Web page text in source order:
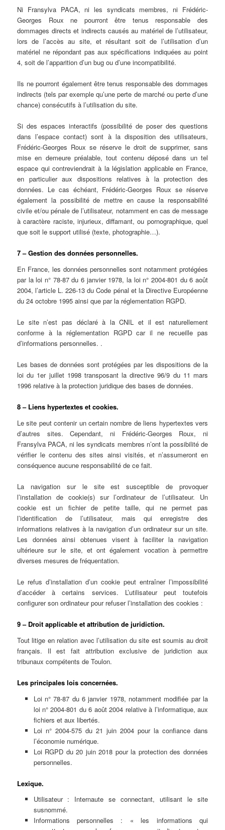
Ni Fransylva PACA, ni les syndicats membres, ni Frédéric-
Georges Roux ne pourront être tenus responsable des
dommages directs et indirects causés au matériel de l’utilisateur,
lors de l’accès au site, et résultant soit de l’utilisation d’un
matériel ne répondant pas aux spécifications indiquées au point
4, soit de l’apparition d’un bug ou d’une incompatibilité.
Ils ne pourront également être tenus responsable des dommages
indirects (tels par exemple qu’une perte de marché ou perte d’une
chance) consécutifs à l’utilisation du site.
Si des espaces interactifs (possibilité de poser des questions
dans l’espace contact) sont à la disposition des utilisateurs,
Frédéric-Georges Roux se réserve le droit de supprimer, sans
mise en demeure préalable, tout contenu déposé dans un tel
espace qui contreviendrait à la législation applicable en France,
en particulier aux dispositions relatives à la protection des
données. Le cas échéant, Frédéric-Georges Roux se réserve
également la possibilité de mettre en cause la responsabilité
civile et/ou pénale de l’utilisateur, notamment en cas de message
à caractère raciste, injurieux, diffamant, ou pornographique, quel
que soit le support utilisé (texte, photographie…).
7 – Gestion des données personnelles.
En France, les données personnelles sont notamment protégées
par la loi n° 78-87 du 6 janvier 1978, la loi n° 2004-801 du 6 août
2004, l’article L. 226-13 du Code pénal et la Directive Européenne
du 24 octobre 1995 ainsi que par la réglementation RGPD.
Le site n’est pas déclaré à la CNIL et il est naturellement
conforme à la réglementation RGPD car il ne recueille pas
d’informations personnelles. .
Les bases de données sont protégées par les dispositions de la
loi du 1er juillet 1998 transposant la directive 96/9 du 11 mars
1996 relative à la protection juridique des bases de données.
8 – Liens hypertextes et cookies.
Le site peut contenir un certain nombre de liens hypertextes vers
d’autres sites. Cependant, ni Frédéric-Georges Roux, ni
Fransylva PACA, ni les syndicats membres n’ont la possibilité de
vérifier le contenu des sites ainsi visités, et n’assumeront en
conséquence aucune responsabilité de ce fait.
La navigation sur le site est susceptible de provoquer
l’installation de cookie(s) sur l’ordinateur de l’utilisateur. Un
cookie est un fichier de petite taille, qui ne permet pas
l’identification de l’utilisateur, mais qui enregistre des
informations relatives à la navigation d’un ordinateur sur un site.
Les données ainsi obtenues visent à faciliter la navigation
ultérieure sur le site, et ont également vocation à permettre
diverses mesures de fréquentation.
Le refus d’installation d’un cookie peut entraîner l’impossibilité
d’accéder à certains services. L’utilisateur peut toutefois
configurer son ordinateur pour refuser l’installation des cookies :
9 – Droit applicable et attribution de juridiction.
Tout litige en relation avec l’utilisation du site est soumis au droit
français. Il est fait attribution exclusive de juridiction aux
tribunaux compétents de Toulon.
Les principales lois concernées.
Loi n° 78-87 du 6 janvier 1978, notamment modifiée par la
loi n° 2004-801 du 6 août 2004 relative à l’informatique, aux
fichiers et aux libertés.
Loi n° 2004-575 du 21 juin 2004 pour la confiance dans
l’économie numérique.
Loi RGPD du 20 juin 2018 pour la protection des données
personnelles.
Lexique.
Utilisateur : Internaute se connectant, utilisant le site
susnommé.
Informations personnelles : « les informations qui